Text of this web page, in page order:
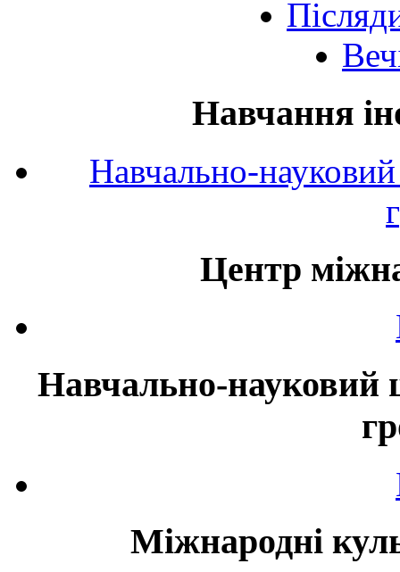
Навчання
Навчально-
Центр
Навчально-науковий
Міжнародні